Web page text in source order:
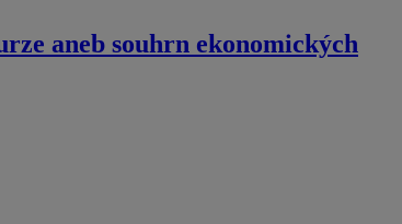
aneb souhrn ekonomických